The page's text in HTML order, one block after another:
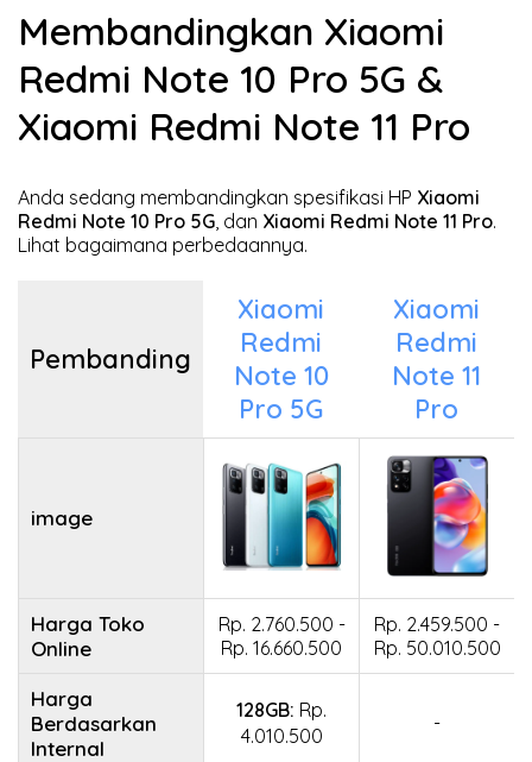
Membandingkan Xiaomi
Redmi Note 10 Pro 5G &
Xiaomi Redmi Note 11 Pro
Anda sedang membandingkan spesifikasi HP Xiaomi
Redmi Note 10 Pro 5G, dan Xiaomi Redmi Note 11 Pro.
Lihat bagaimana perbedaannya.
Pembanding
Xiaomi
Redmi
Note 10
Pro 5G
Xiaomi
Redmi
Note 11
Pro
image
Harga Toko
Online
Rp. 2.760.500 -
Rp. 16.660.500
Rp. 2.459.500 -
Rp. 50.010.500
Harga
Berdasarkan
Internal
128GB: Rp.
4.010.500
-